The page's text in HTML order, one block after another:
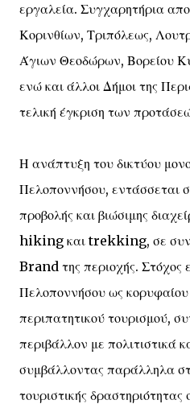
εργαλεία. Συγχαρητήρια
Κορινθίων, Τριπόλεως,
Άγιων Θεοδώρων, Βορείου
ενώ και άλλοι Δήμοι της
τελική έγκριση των
Η ανάπτυξη του δικτύου
Πελοποννήσου, εντάσσεται
προβολής και βιώσιμης
hiking και trekking, σε
Brand της περιοχής. Στόχος
Πελοποννήσου ως
περιπατητικού τουρισμού,
περιβάλλον με πολιτιστικά
συμβάλλοντας παράλληλα
τουριστικής